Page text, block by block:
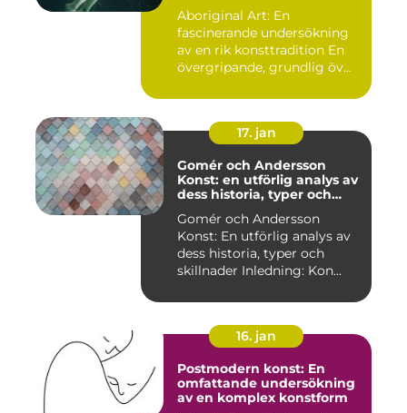
Aboriginal Art: En
fascinerande undersökning
av en rik konsttradition En
övergripande, grundlig öv...
17. jan
Gomér och Andersson
Konst: en utförlig analys av
dess historia, typer och
Gomér och Andersson
Konst: En utförlig analys av
dess historia, typer och
skillnader Inledning: Kon...
16. jan
Postmodern konst: En
omfattande undersökning
av en komplex konstform